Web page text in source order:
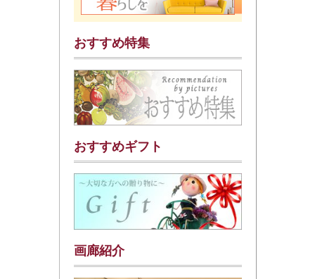
おすすめ特集
おすすめギフト
画廊紹介